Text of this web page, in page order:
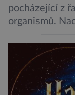
pocházející z
organismů.
slávky. K
dýchacích
Dosud proti
protilátka,